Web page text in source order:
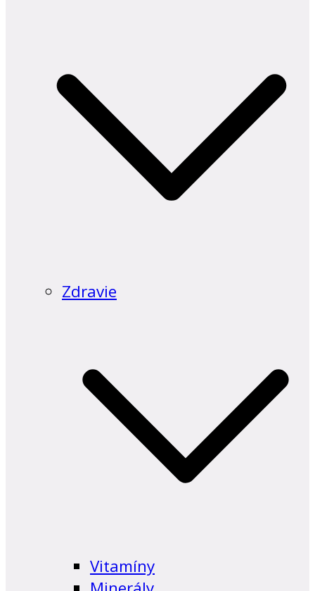
Zdravie
Vitamíny